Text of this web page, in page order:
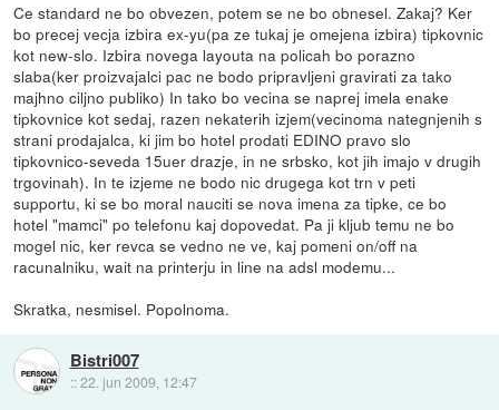
Ce standard ne bo obvezen, potem se ne bo obnesel. Zakaj? Ker
bo precej vecja izbira ex-yu(pa ze tukaj je omejena izbira) tipkovnic
kot new-slo. Izbira novega layouta na policah bo porazno
slaba(ker proizvajalci pac ne bodo pripravljeni gravirati za tako
majhno ciljno publiko) In tako bo vecina se naprej imela enake
tipkovnice kot sedaj, razen nekaterih izjem(vecinoma nategnjenih s
strani prodajalca, ki jim bo hotel prodati EDINO pravo slo
tipkovnico-seveda 15uer drazje, in ne srbsko, kot jih imajo v drugih
trgovinah). In te izjeme ne bodo nic drugega kot trn v peti
supportu, ki se bo moral nauciti se nova imena za tipke, ce bo
hotel "mamci" po telefonu kaj dopovedat. Pa ji kljub temu ne bo
mogel nic, ker revca se vedno ne ve, kaj pomeni on/off na
racunalniku, wait na printerju in line na adsl modemu...
Skratka, nesmisel. Popolnoma.
Bistri007
::22. jun 2009, 12:47